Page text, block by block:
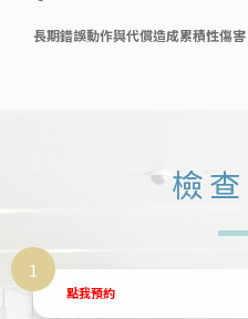
長期錯誤動作與代償造成累積性傷害
檢
1
點我預約